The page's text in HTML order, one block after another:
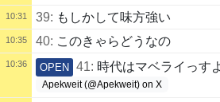
10:31 39: もしかして味方強い
10:35 40: このきゃらどうなの
10:36 OPEN 41: 時代はマベライっす
Apekweit (@Apekweit) on X